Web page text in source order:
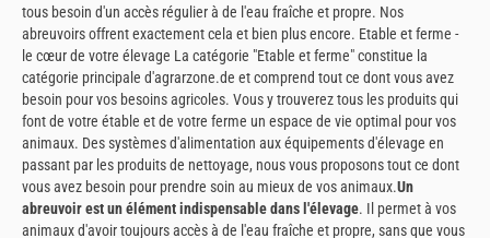
tous besoin d'un accès régulier à de l'eau fraîche et propre. Nos
abreuvoirs offrent exactement cela et bien plus encore. Etable et ferme -
le cœur de votre élevage La catégorie "Etable et ferme" constitue la
catégorie principale d'agrarzone.de et comprend tout ce dont vous avez
besoin pour vos besoins agricoles. Vous y trouverez tous les produits qui
font de votre étable et de votre ferme un espace de vie optimal pour vos
animaux. Des systèmes d'alimentation aux équipements d'élevage en
passant par les produits de nettoyage, nous vous proposons tout ce dont
vous avez besoin pour prendre soin au mieux de vos animaux.Un
abreuvoir est un élément indispensable dans l'élevage. Il permet à vos
animaux d'avoir toujours accès à de l'eau fraîche et propre, sans que vous